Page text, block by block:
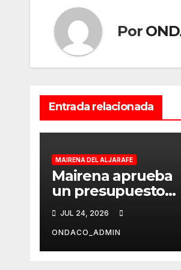
Por
Entrada relacionada
MAIRENA DEL ALJARAFE
Mairena aprueba
un presupuesto
modernización de
los servicios
esenciales, la
JUL 24, 2026
ONDACO_ADMIN